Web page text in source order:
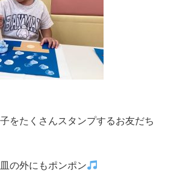
をたくさんスタンプするお友だち
の外にもポンポン